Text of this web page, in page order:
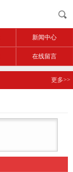
新闻中心
在线留言
更多>>